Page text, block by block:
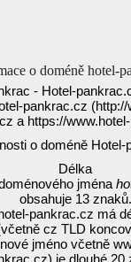
o doméně hotel-
- Hotel-
pankrac.cz (http://
a https://
o doméně Hotel-
Délka
jména
obsahuje 13 znaků.
pankrac.cz má
cz TLD
jméno včetně
je dlouhé 20